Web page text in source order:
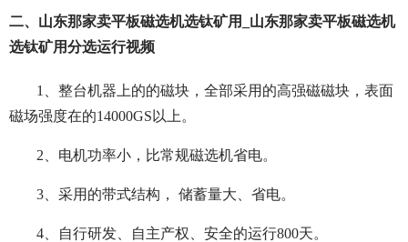
二、山东那家卖平板磁选机选钛矿用_山东那家卖平板磁选机
选钛矿用分选运行视频
1、整台机器上的的磁块，全部采用的高强磁磁块，表面
磁场强度在的14000GS以上。
2、电机功率小，比常规磁选机省电。
3、采用的带式结构， 储蓄量大、省电。
4、自行研发、自主产权、安全的运行800天。